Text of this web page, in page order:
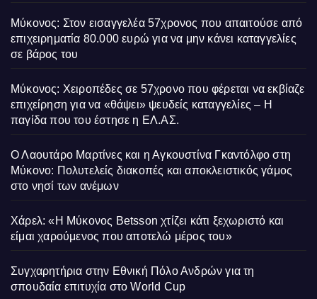
Μύκονος: Στον εισαγγελέα 57χρονος που απαιτούσε από
επιχειρηματία 80.000 ευρώ για να μην κάνει καταγγελίες
σε βάρος του
Μύκονος: Χειροπέδες σε 57χρονο που φέρεται να εκβίαζε
επιχείρηση για να «θάψει» ψευδείς καταγγελίες – Η
παγίδα που του έστησε η ΕΛ.ΑΣ.
Ο Λαουτάρο Μαρτίνες και η Αγκουστίνα Γκαντόλφο στη
Μύκονο: Πολυτελείς διακοπές και αποκλειστικός γάμος
στο νησί των ανέμων
Χάρελ: «Η Μύκονος Betsson χτίζει κάτι ξεχωριστό και
είμαι χαρούμενος που αποτελώ μέρος του»
Συγχαρητήρια στην Εθνική Πόλο Ανδρών για τη
σπουδαία επιτυχία στο World Cup